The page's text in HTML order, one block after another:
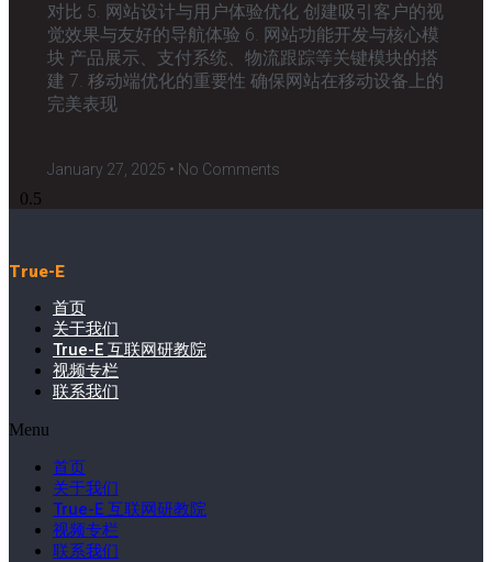
对比 5. 网站设计与用户体验优化 创建吸引客户的视
觉效果与友好的导航体验 6. 网站功能开发与核心模
块 产品展示、支付系统、物流跟踪等关键模块的搭
建 7. 移动端优化的重要性 确保网站在移动设备上的
完美表现
January 27, 2025 No Comments
True-E
首页
关于我们
True-E 互联网研教院
视频专栏
联系我们
Menu
首页
关于我们
True-E 互联网研教院
视频专栏
联系我们